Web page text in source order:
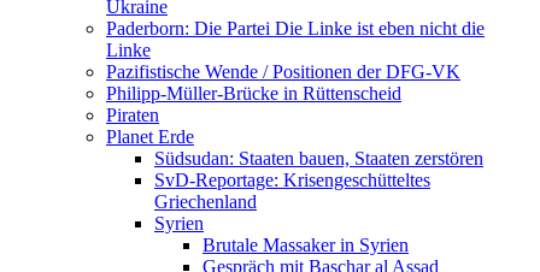
Ukraine
Paderborn: Die Partei Die Linke ist eben nicht die
Linke
Pazifistische Wende / Positionen der DFG-VK
Philipp-Müller-Brücke in Rüttenscheid
Piraten
Planet Erde
Südsudan: Staaten bauen, Staaten zerstören
SvD-Reportage: Krisengeschütteltes
Griechenland
Syrien
Brutale Massaker in Syrien
Gespräch mit Baschar al Assad